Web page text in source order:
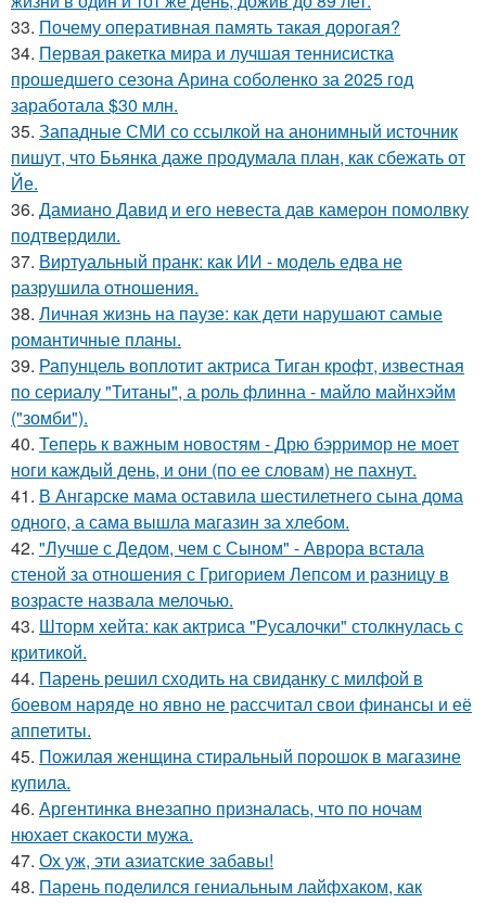
33. Почему оперативная память такая дорогая?
34. Первая ракетка мира и лучшая теннисистка
прошедшего сезона Арина соболенко за 2025 год
заработала $30 млн.
35. Западные СМИ со ссылкой на анонимный источник
пишут, что Бьянка даже продумала план, как сбежать от
Йе.
36. Дамиано Давид и его невеста дав камерон помолвку
подтвердили.
37. Виртуальный пранк: как ИИ - модель едва не
разрушила отношения.
38. Личная жизнь на паузе: как дети нарушают самые
романтичные планы.
39. Рапунцель воплотит актриса Тиган крофт, известная
по сериалу "Титаны", а роль флинна - майло майнхэйм
("зомби").
40. Теперь к важным новостям - Дрю бэрримор не моет
ноги каждый день, и они (по ее словам) не пахнут.
41. В Ангарске мама оставила шестилетнего сына дома
одного, а сама вышла магазин за хлебом.
42. "Лучше с Дедом, чем с Сыном" - Аврора встала
стеной за отношения с Григорием Лепсом и разницу в
возрасте назвала мелочью.
43. Шторм хейта: как актриса "Русалочки" столкнулась с
критикой.
44. Парень решил сходить на свиданку с милфой в
боевом наряде но явно не рассчитал свои финансы и её
аппетиты.
45. Пожилая женщина стиральный порошок в магазине
купила.
46. Аргентинка внезапно призналась, что по ночам
нюхает скакости мужа.
47. Ох уж, эти азиатские забавы!
48. Парень поделился гениальным лайфхаком, как